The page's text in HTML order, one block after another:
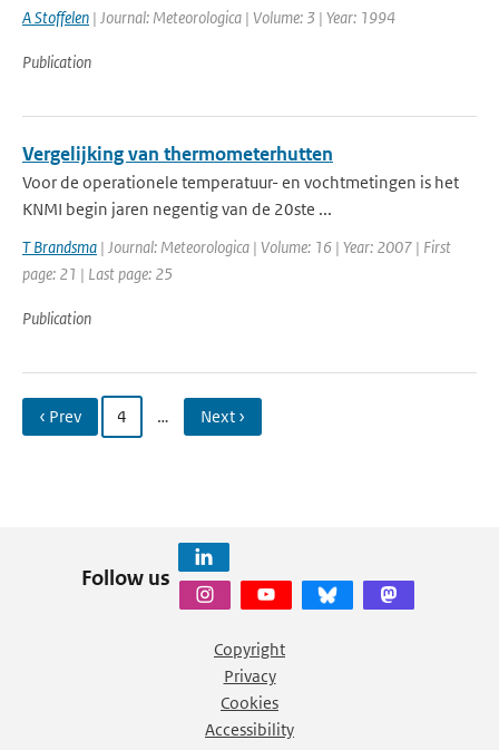
A Stoffelen | Journal: Meteorologica | Volume: 3 | Year: 1994
Publication
Vergelijking van thermometerhutten
Voor de operationele temperatuur- en vochtmetingen is het
KNMI begin jaren negentig van de 20ste ...
T Brandsma | Journal: Meteorologica | Volume: 16 | Year: 2007 | First
page: 21 | Last page: 25
Publication
‹ Prev 4 … Next ›
Follow us
Copyright
Privacy
Cookies
Accessibility